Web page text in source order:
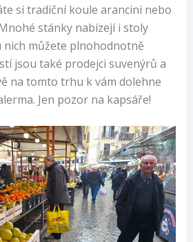
si tradiční koule arancini nebo
stánky nabízejí i stoly
nich můžete plnohodnotně
jsou také prodejci suvenýrů a
na tomto trhu k vám dolehne
Jen pozor na kapsáře!